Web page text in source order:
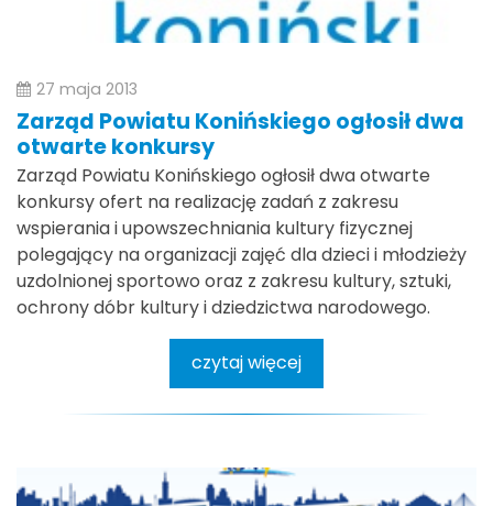
27 maja 2013
Zarząd Powiatu Konińskiego ogłosił dwa
otwarte konkursy
Zarząd Powiatu Konińskiego ogłosił dwa otwarte
konkursy ofert na realizację zadań z zakresu
wspierania i upowszechniania kultury fizycznej
polegający na organizacji zajęć dla dzieci i młodzieży
uzdolnionej sportowo oraz z zakresu kultury, sztuki,
ochrony dóbr kultury i dziedzictwa narodowego.
czytaj więcej